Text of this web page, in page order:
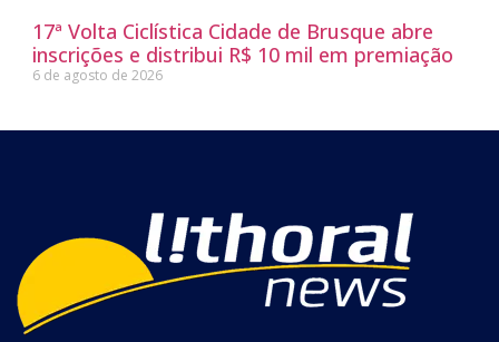
17ª Volta Ciclística Cidade de Brusque abre
inscrições e distribui R$ 10 mil em premiação
6 de agosto de 2026